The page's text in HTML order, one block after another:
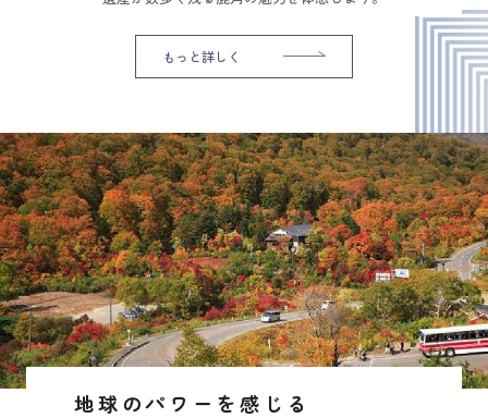
もっと詳しく
地球のパワーを感じる